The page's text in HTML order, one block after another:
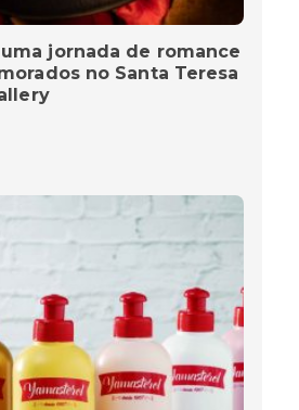
jornada de romance
no Santa Teresa